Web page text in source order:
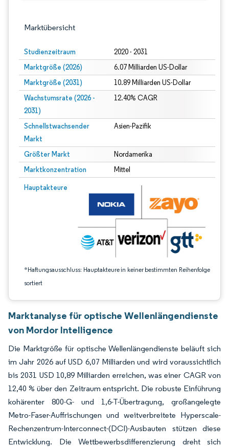
Marktübersicht
Studienzeitraum 2020 - 2031
Marktgröße (2026) 6.07 Milliarden US-Dollar
Marktgröße (2031) 10.89 Milliarden US-Dollar
Wachstumsrate (2026 -
2031)
12.40% CAGR
Schnellstwachsender
Markt
Asien-Pazifik
Größter Markt Nordamerika
Marktkonzentration Mittel
Hauptakteure
*Haftungsausschluss: Hauptakteure in keiner bestimmten Reihenfolge
sortiert
Bild © Mordor Intelligence. Wiederverwendung erfordert Namensnennung
Marktanalyse für optische Wellenlängendienste
von Mordor Intelligence
Die Marktgröße für optische Wellenlängendienste beläuft sich
im Jahr 2026 auf USD 6,07 Milliarden und wird voraussichtlich
bis 2031 USD 10,89 Milliarden erreichen, was einer CAGR von
12,40 % über den Zeitraum entspricht. Die robuste Einführung
kohärenter 800-G- und 1,6-T-Übertragung, großangelegte
Metro-Faser-Auffrischungen und weitverbreitete Hyperscale-
Rechenzentrum-Interconnect-(DCI)-Ausbauten stützen diese
Entwicklung. Die Wettbewerbsdifferenzierung dreht sich